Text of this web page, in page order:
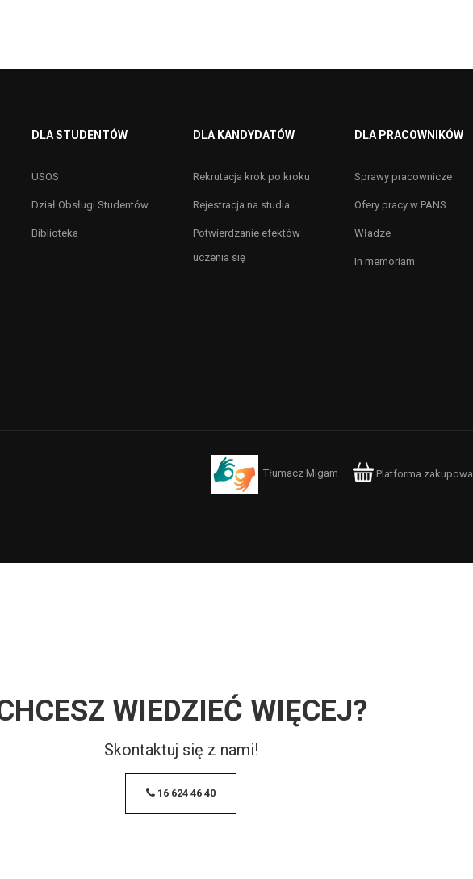
DLA STUDENTÓW
USOS
Dział Obsługi Studentów
Biblioteka
DLA KANDYDATÓW
Rekrutacja krok po kroku
Rejestracja na studia
Potwierdzanie efektów
uczenia się
DLA PRACOWNIKÓW
Sprawy pracownicze
Ofery pracy w PANS
Władze
In memoriam
Tłumacz Migam Platforma zakupowa
WIEDZIEĆ WIĘCEJ?
Skontaktuj się z nami!
16 624 46 40